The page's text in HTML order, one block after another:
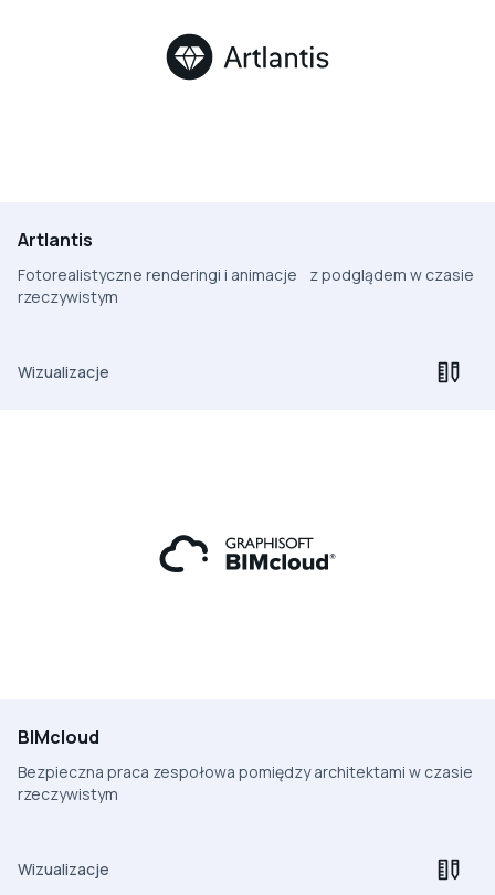
Artlantis
Fotorealistyczne renderingi i animacje z podglądem w czasie
rzeczywistym
Wizualizacje
BIMcloud
Bezpieczna praca zespołowa pomiędzy architektami w czasie
rzeczywistym
Wizualizacje